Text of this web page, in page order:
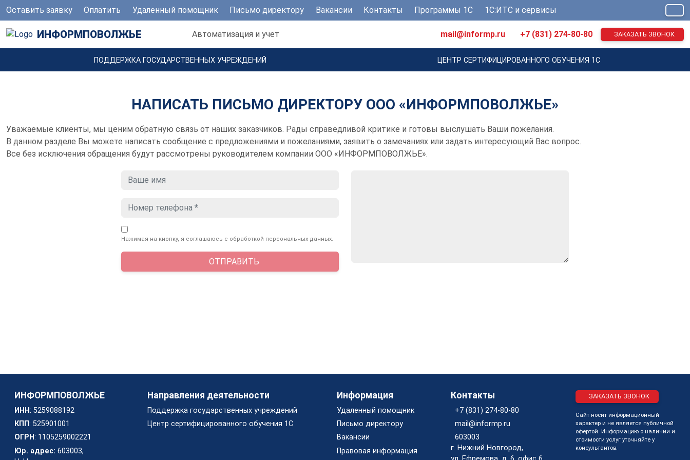
Оставить заявку Оплатить Удаленный помощник Письмо директору Вакансии Контакты Программы 1С 1С:ИТС и сервисы
ИНФОРМПОВОЛЖЬЕ Автоматизация и учет mail@informp.ru +7 (831) 274-80-80 ЗАКАЗАТЬ ЗВОНОК
ПОДДЕРЖКА ГОСУДАРСТВЕННЫХ УЧРЕЖДЕНИЙ ЦЕНТР СЕРТИФИЦИРОВАННОГО ОБУЧЕНИЯ 1С
НАПИСАТЬ ПИСЬМО ДИРЕКТОРУ ООО «ИНФОРМПОВОЛЖЬЕ»
Уважаемые клиенты, мы ценим обратную связь от наших заказчиков. Рады справедливой критике и готовы выслушать Ваши пожелания.
В данном разделе Вы можете написать сообщение с предложениями и пожеланиями, заявить о замечаниях или задать интересующий Вас вопрос.
Все без исключения обращения будут рассмотрены руководителем компании ООО «ИНФОРМПОВОЛЖЬЕ».
Нажимая на кнопку, я соглашаюсь с обработкой персональных данных.
ОТПРАВИТЬ
ИНФОРМПОВОЛЖЬЕ
ИНН: 5259088192
КПП: 525901001
ОГРН: 1105259002221
Юр. адрес: 603003,
Направления деятельности
Поддержка государственных учреждений
Центр сертифицированного обучения 1С
Информация
Удаленный помощник
Письмо директору
Вакансии
Правовая информация
Контакты
+7 (831) 274-80-80
mail@informp.ru
603003
г. Нижний Новгород,
ЗАКАЗАТЬ ЗВОНОК
Сайт носит информационный
характер и не является публичной
офертой. Информацию о наличии и
стоимости услуг уточняйте у
консультантов.